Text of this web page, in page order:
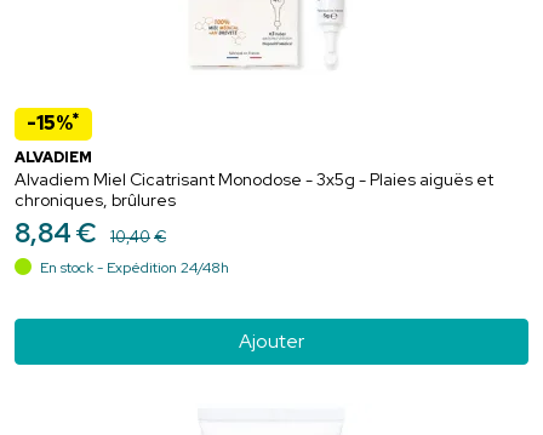
-15%*
ALVADIEM
Alvadiem Miel Cicatrisant Monodose - 3x5g - Plaies aiguës et
chroniques, brûlures
8,84€ 10,40€
En stock - Expédition 24/48h
Ajouter